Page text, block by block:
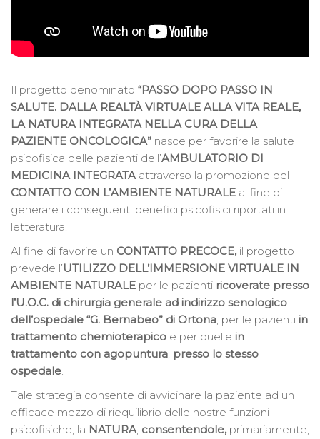
Il progetto denominato “PASSO DOPO PASSO IN
SALUTE. DALLA REALTÀ VIRTUALE ALLA VITA REALE,
LA NATURA INTEGRATA NELLA CURA DELLA
PAZIENTE ONCOLOGICA” nasce per favorire la salute
psicofisica delle pazienti dell’AMBULATORIO DI
MEDICINA INTEGRATAattraverso la promozione del
CONTATTO CON L’AMBIENTE NATURALE al fine di
generare i conseguenti benefici psicofisici riportati in
letteratura.
Al fine di favorire un CONTATTO PRECOCE, il progetto
prevede l’UTILIZZO DELL’IMMERSIONE VIRTUALE IN
AMBIENTE NATURALE per le pazienti ricoverate presso
l’U.O.C. di chirurgia generale ad indirizzo senologico
dell’ospedale “G. Bernabeo” di Ortona, per le pazienti in
trattamento chemioterapico e per quelle in
trattamento con agopuntura, presso lo stesso
ospedale.
Tale strategia consente di avvicinare la paziente ad un
efficace mezzo di riequilibrio delle nostre funzioni
psicofisiche, la NATURA, consentendole, primariamente,